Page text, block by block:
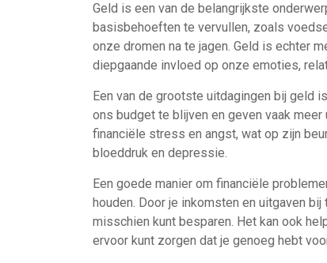
Geld is een van de belangrijkste
basisbehoeften te vervullen, zoals
onze dromen na te jagen. Geld is echter
diepgaande invloed op onze emoties,
Een van de grootste uitdagingen bij geld
ons budget te blijven en geven vaak
financiële stress en angst, wat op zijn
bloeddruk en depressie.
Een goede manier om financiële
houden. Door je inkomsten en uitgaven
misschien kunt besparen. Het kan ook
ervoor kunt zorgen dat je genoeg hebt